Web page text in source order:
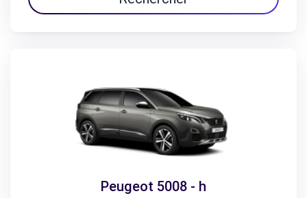
Peugeot 5008 - h